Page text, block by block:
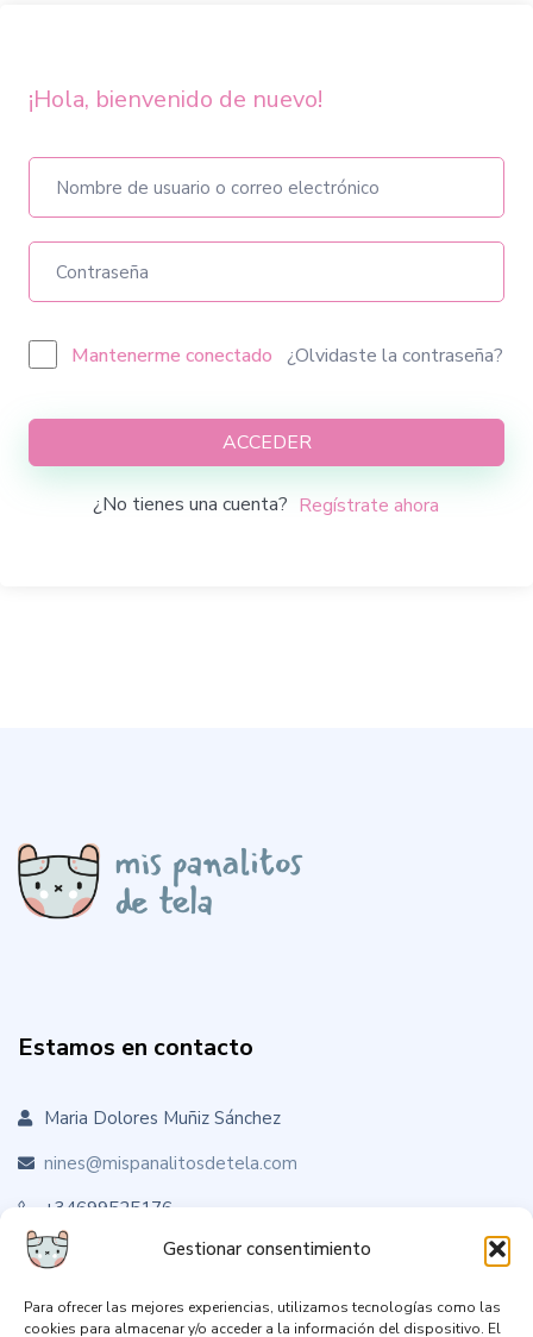
Gestionar consentimiento
Para ofrecer las mejores experiencias, utilizamos tecnologías como las
cookies para almacenar y/o acceder a la información del dispositivo. El
¡Hola, bienvenido de nuevo!
Mantenerme conectado ¿Olvidaste la contraseña?
ACCEDER
¿No tienes una cuenta? Regístrate ahora
Estamos en contacto
Maria Dolores Muñiz Sánchez
nines@mispanalitosdetela.com
+34699525176
Sígueme en RRSS